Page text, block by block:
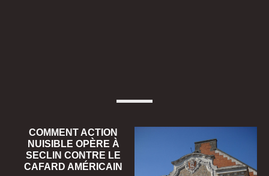
COMMENT ACTION
NUISIBLE OPÈRE À
SECLIN CONTRE LE
CAFARD AMÉRICAIN